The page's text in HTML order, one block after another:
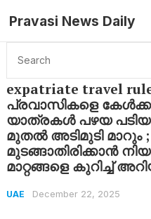
Pravasi News Daily
Home UAE expatriate travel rule changes : പ്രവാസികളെ കേൾക്കൂ ; ഇനി
expatriate travel
പ്രവാസികളെ കേൾക്കൂ
യാത്രകൾ പഴയ
മുതൽ അടിമുടി
മുടങ്ങാതിരിക്കാൻ
മാറ്റങ്ങളെ കുറിച്ച്
UAE December 22, 2025